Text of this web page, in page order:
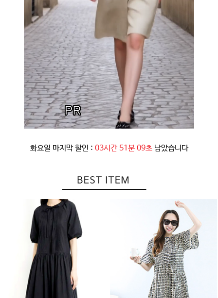
화요일 마지막 할인 : 03시간 51분 06초 남았습니다